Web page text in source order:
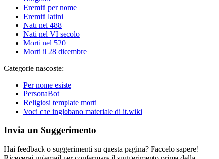
Eremiti per nome
Eremiti latini
Nati nel 488
Nati nel VI secolo
Morti nel 520
Morti il 28 dicembre
Categorie nascoste:
Per nome esiste
PersonaBot
Religiosi template morti
Voci che inglobano materiale di it.wiki
Invia un Suggerimento
Hai feedback o suggerimenti su questa pagina? Faccelo sapere!